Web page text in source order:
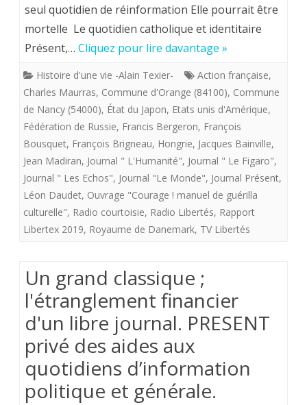
classique
;
d’un
libre
journal.
PRESENT
des
aux
quotidiens
d’information
politique
et
générale.
seul quotidien de réinformation Elle pourrait être
mortelle Le quotidien catholique et identitaire
Présent,… Cliquez pour lire davantage »
Histoire d'une vie -Alain Texier- Action française,
Charles Maurras, Commune d'Orange (84100), Commune
de Nancy (54000), État du Japon, Etats unis d'Amérique,
Fédération de Russie, Francis Bergeron, François
Bousquet, François Brigneau, Hongrie, Jacques Bainville,
Jean Madiran, Journal " L'Humanité", Journal " Le Figaro",
Journal " Les Echos", Journal "Le Monde", Journal Présent,
Léon Daudet, Ouvrage "Courage ! manuel de guérilla
culturelle", Radio courtoisie, Radio Libertés, Rapport
Libertex 2019, Royaume de Danemark, TV Libertés
Un grand classique ;
l'étranglement financier
d'un libre journal. PRESENT
privé des aides aux
quotidiens d’information
politique et générale.